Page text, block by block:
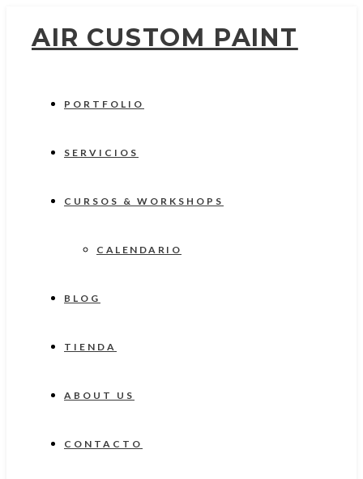
AIR CUSTOM PAINT
PORTFOLIO
SERVICIOS
CURSOS & WORKSHOPS
CALENDARIO
BLOG
TIENDA
ABOUT US
CONTACTO